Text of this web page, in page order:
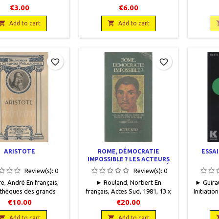
Payot, 1975,11 x 18,
broché, occasion.
Couverture défraîchie.
intérieur jauni.
soulignés au crayon.
€3.00
Add to cart
1997, 11 x 18, 355 pages,
broché, occasion. Très bon
état.9782080709042
€6.00
 Add to cart
2004,
Bon
ARISTOTE
Review(s):0
André En français,
des grands
anciens et
sans date, 11,5 x 17,5,
€10.00
Add to cart
favorite_border
ROME, DÉMOCRATIE
IMPOSSIBLE ? LES ACTEURS
DU POUVOIR DANS LA CITÉ
ROMAINE
Review(s): 0
► Rouland, Norbert En
français, Actes Sud, 1981, 13 x
24, 360 pages, broché,
Couverture défraichie.
€20.00
 Add to cart
favorite_border
►
Initiation
B1 :